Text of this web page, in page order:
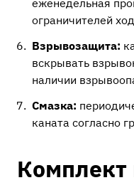
еженедельная
ограничителей
Взрывозащита:
вскрывать
наличии
Смазка:
каната согласно
Комплект